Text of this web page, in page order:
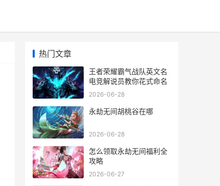
热门文章
王者荣耀霸气战队英文名
电竞解说员教你花式命名
2026-06-28
永劫无间胡桃谷在哪
2026-06-28
怎么领取永劫无间福利全
攻略
2026-06-27